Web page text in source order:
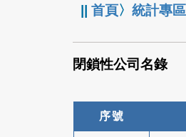
||首頁〉統計專區
閉鎖性公司名錄
序號